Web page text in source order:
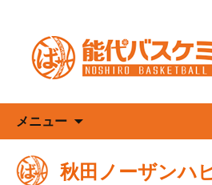
メニュー
ン
秋田ノーザンハ